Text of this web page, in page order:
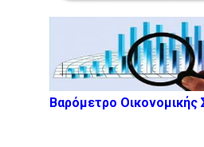
Βαρόμετρο Οικονομικής